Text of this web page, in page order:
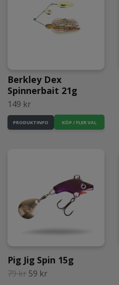
Berkley Dex
Spinnerbait 21g
149 kr
PRODUKTINFO KÖP / FLER VAL
Pig Jig Spin 15g
79 kr 59 kr